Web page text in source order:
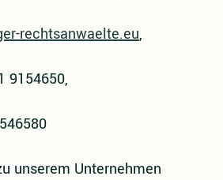
rechtsanwaelte.eu,
9154650,
unserem Unternehmen